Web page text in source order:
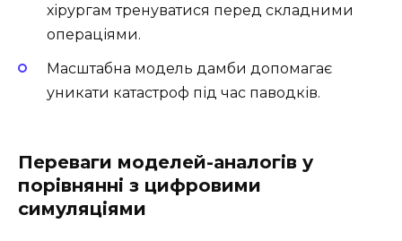
хірургам тренуватися перед складними
операціями.
Масштабна модель дамби допомагає
уникати катастроф під час паводків.
Переваги моделей-аналогів у
порівнянні з цифровими
симуляціями